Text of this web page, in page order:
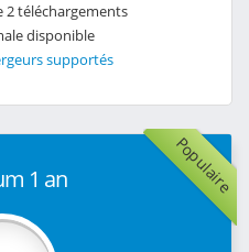
2 téléchargements
disponible
supportés
Populaire
1 an